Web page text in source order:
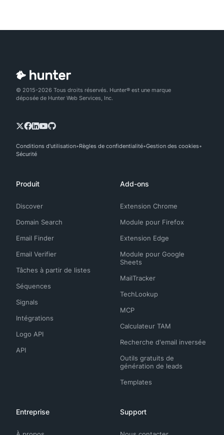
© 2015-2026 Tous droits réservés. Hunter® est une marque
déposée de Hunter Web Services, Inc.
Conditions d'utilisation Règles de confidentialité Gestion des cookies
Sécurité
Produit
Discover
Domain Search
Email Finder
Email Verifier
Tâches à partir de listes
Séquences
Signals
Intégrations
Logo API
API
Add-ons
Extension Chrome
Module pour Firefox
Extension Edge
Module pour Google
Sheets
MailTracker
TechLookup
MCP
Calculateur TAM
Recherche d'email inversée
Outils gratuits de
génération de leads
Templates
Entreprise Support